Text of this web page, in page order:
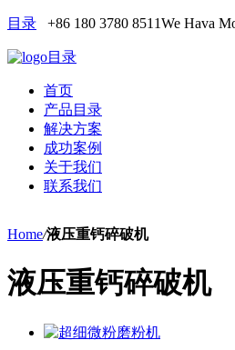
目录 +86 180 3780 8511We Hava
目录
首页
产品目录
解决方案
成功案例
关于我们
联系我们
Home/液压重钙碎破机
液压重钙碎破机